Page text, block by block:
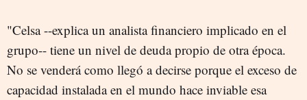
"Celsa --explica un analista financiero implicado en el
grupo-- tiene un nivel de deuda propio de otra época.
No se venderá como llegó a decirse porque el exceso de
capacidad instalada en el mundo hace inviable esa